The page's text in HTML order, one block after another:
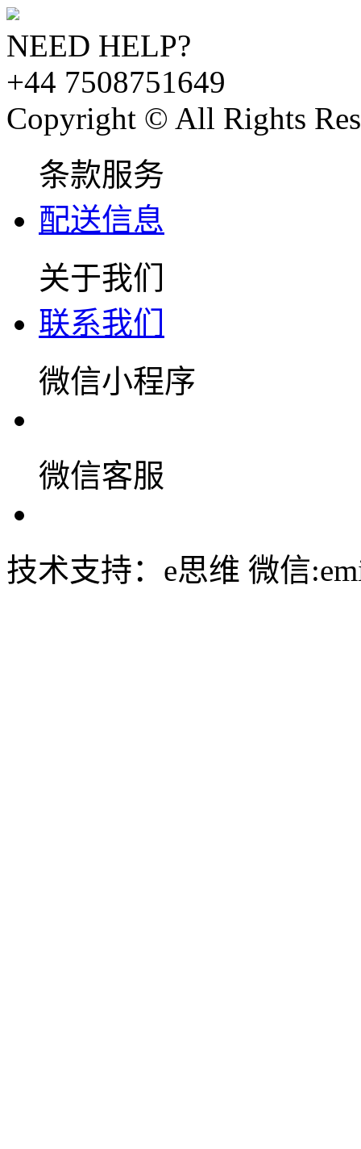
NEED HELP?
+44 7508751649
Copyright © All Rights
条款服务
配送信息
关于我们
联系我们
微信小程序
微信客服
技术支持：e思维 微信